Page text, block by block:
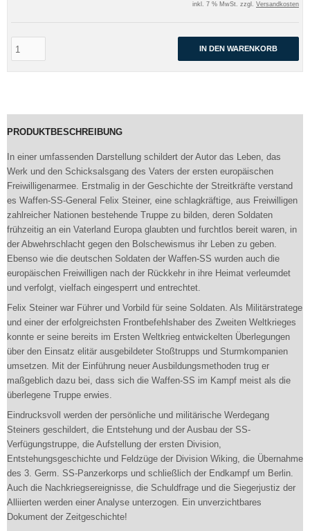
inkl. 7 % MwSt. zzgl. Versandkosten
IN DEN WARENKORB
PRODUKTBESCHREIBUNG
In einer umfassenden Darstellung schildert der Autor das Leben, das
Werk und den Schicksalsgang des Vaters der ersten europäischen
Freiwilligenarmee. Erstmalig in der Geschichte der Streitkräfte verstand
es Waffen-SS-General Felix Steiner, eine schlagkräftige, aus Freiwilligen
zahlreicher Nationen bestehende Truppe zu bilden, deren Soldaten
frühzeitig an ein Vaterland Europa glaubten und furchtlos bereit waren, in
der Abwehrschlacht gegen den Bolschewismus ihr Leben zu geben.
Ebenso wie die deutschen Soldaten der Waffen-SS wurden auch die
europäischen Freiwilligen nach der Rückkehr in ihre Heimat verleumdet
und verfolgt, vielfach eingesperrt und entrechtet.
Felix Steiner war Führer und Vorbild für seine Soldaten. Als Militärstratege
und einer der erfolgreichsten Frontbefehlshaber des Zweiten Weltkrieges
konnte er seine bereits im Ersten Weltkrieg entwickelten Überlegungen
über den Einsatz elitär ausgebildeter Stoßtrupps und Sturmkompanien
umsetzen. Mit der Einführung neuer Ausbildungsmethoden trug er
maßgeblich dazu bei, dass sich die Waffen-SS im Kampf meist als die
überlegene Truppe erwies.
Eindrucksvoll werden der persönliche und militärische Werdegang
Steiners geschildert, die Entstehung und der Ausbau der SS-
Verfügungstruppe, die Aufstellung der ersten Division,
Entstehungsgeschichte und Feldzüge der Division Wiking, die Übernahme
des 3. Germ. SS-Panzerkorps und schließlich der Endkampf um Berlin.
Auch die Nachkriegs­ereignisse, die Schuldfrage und die Siegerjustiz der
Alliierten werden einer Analyse unterzogen. Ein unverzichtbares
Dokument der Zeitgeschichte!